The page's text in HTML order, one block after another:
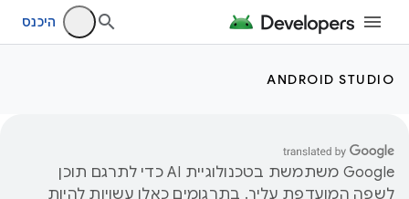
היכנס
ANDROID STUDIO
‫Google משתמשת בטכנולוגיית AI כדי לתרגם תוכן
לשפה המועדפת עליך. בתרגומים כאלו עשויות להיות